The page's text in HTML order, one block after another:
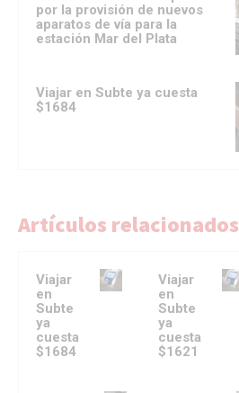
por la provisión de nuevos
aparatos de vía para la
estación Mar del Plata
Viajar en Subte ya cuesta
$1684
Artículos relacionados
Viajar
en
Subte
ya
cuesta
$1684
Viajar
en
Subte
ya
cuesta
$1621